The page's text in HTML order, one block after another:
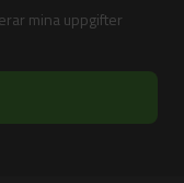
mina uppgifter